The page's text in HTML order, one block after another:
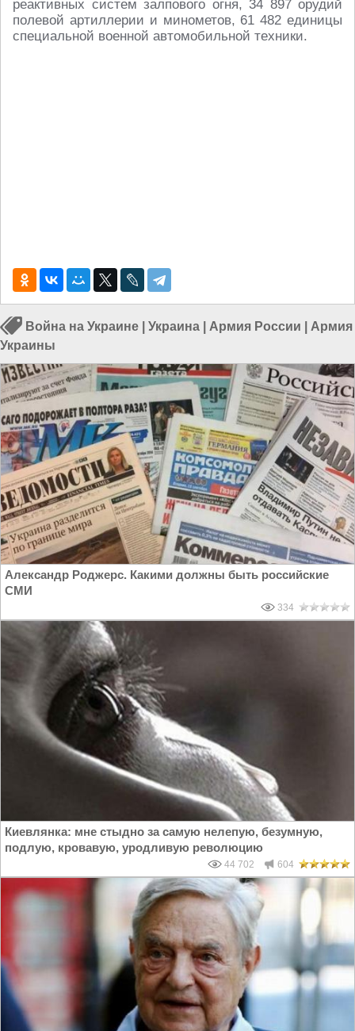
реактивных систем залпового огня, 34 897 орудий
полевой артиллерии и минометов, 61 482 единицы
специальной военной автомобильной техники.
Война на Украине Украина Армия России
Армия
Украины
Александр Роджерс. Какими должны быть российские
СМИ
334
Киевлянка: мне стыдно за самую нелепую, безумную,
подлую, кровавую, уродливую революцию
44 702 604